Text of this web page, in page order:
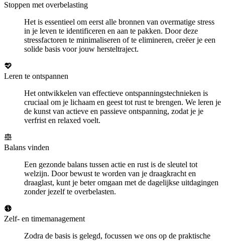
Stoppen met overbelasting
Het is essentieel om eerst alle bronnen van overmatige stress
in je leven te identificeren en aan te pakken. Door deze
stressfactoren te minimaliseren of te elimineren, creëer je een
solide basis voor jouw hersteltraject.
Leren te ontspannen
Het ontwikkelen van effectieve ontspanningstechnieken is
cruciaal om je lichaam en geest tot rust te brengen. We leren je
de kunst van actieve en passieve ontspanning, zodat je je
verfrist en relaxed voelt.
Balans vinden
Een gezonde balans tussen actie en rust is de sleutel tot
welzijn. Door bewust te worden van je draagkracht en
draaglast, kunt je beter omgaan met de dagelijkse uitdagingen
zonder jezelf te overbelasten.
Zelf- en timemanagement
Zodra de basis is gelegd, focussen we ons op de praktische